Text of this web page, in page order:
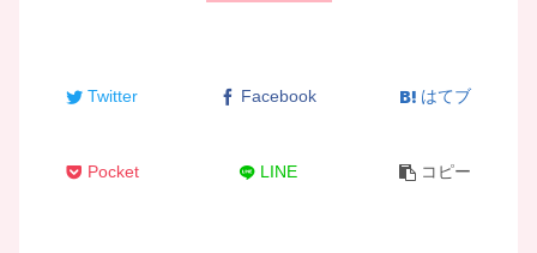
Twitter Facebook はてブ
Pocket LINE コピー